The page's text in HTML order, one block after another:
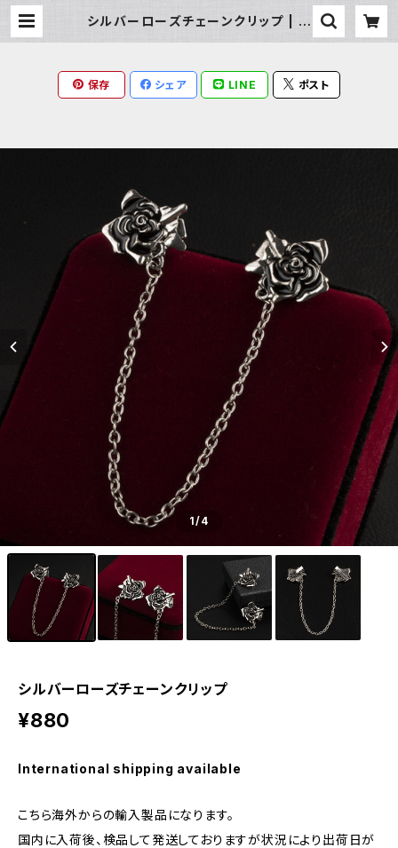
シルバーローズチェーンクリップ | M
保存 シェア LINE ポスト
1/4
シルバーローズチェーンクリップ
¥880
International shipping available
こちら海外からの輸入製品になります。
国内に入荷後、検品して発送しておりますが状況により出荷日が